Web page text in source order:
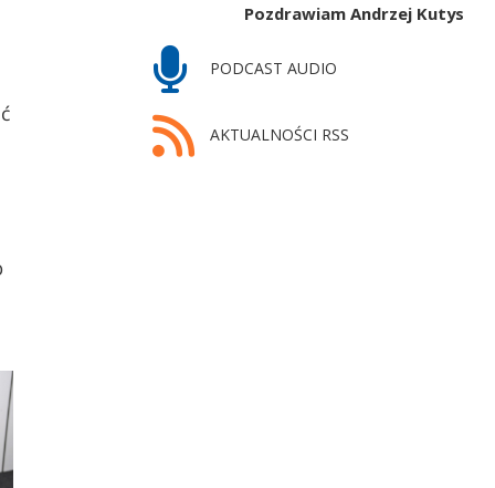
Pozdrawiam Andrzej Kutys
PODCAST AUDIO
AKTUALNOŚCI RSS